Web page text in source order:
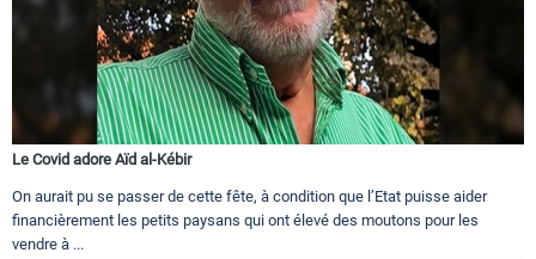
Le Covid adore Aïd al-Kébir
On aurait pu se passer de cette fête, à condition que l’Etat puisse aider
financièrement les petits paysans qui ont élevé des moutons pour les
vendre à ...